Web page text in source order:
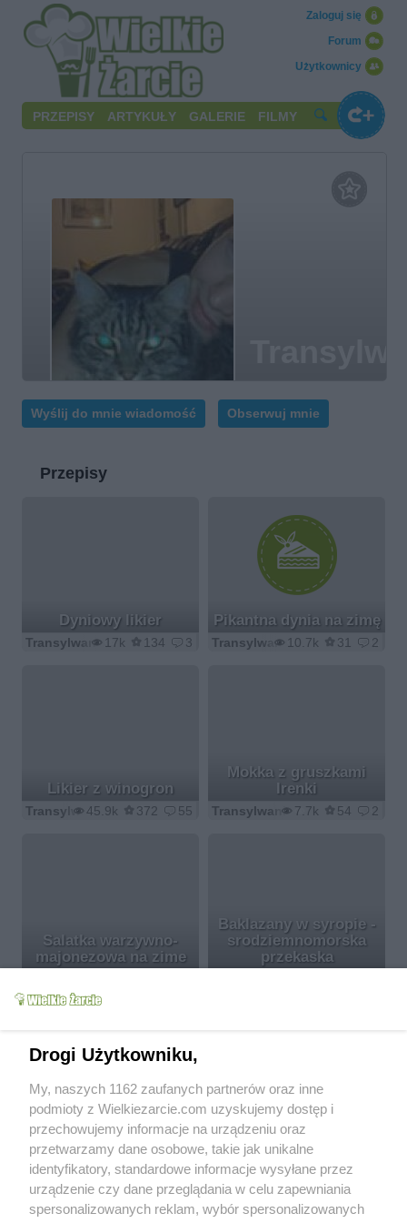
Użytkownicy
Forum
Zaloguj się
PRZEPISY ARTYKUŁY GALERIE FILMY
Wyślij do mnie wiadomość Obserwuj mnie
Przepisy
Dyniowy likier
17k 134 3
Transylwania
Pikantna dynia na zimę
10.7k 31 2
Transylwania
Likier z winogron
45.9k 372 55
Transylwania
Mokka z gruszkami
Irenki
7.7k 54 2
Transylwania
Salatka warzywno-
majonezowa na zime
Baklazany w syropie -
srodziemnomorska
przekaska
Życie jest za krótkie, żeby pić marne wino...
Od kiedy z nami:
2008-08-31
Drogi Użytkowniku,
My, naszych 1162 zaufanych partnerów oraz inne
podmioty z Wielkiezarcie.com uzyskujemy dostęp i
przechowujemy informacje na urządzeniu oraz
przetwarzamy dane osobowe, takie jak unikalne
identyfikatory, standardowe informacje wysyłane przez
urządzenie czy dane przeglądania w celu zapewniania
spersonalizowanych reklam, wybór spersonalizowanych